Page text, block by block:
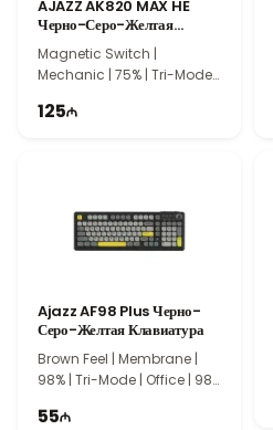
AJAZZ AK820 MAX HE
Черно-Серо-Желтая
Механическая Клавиатура
Magnetic Switch |
Mechanic | 75% | Tri-Mode |
125
Ajazz AF98 Plus Черно-
Серо-Желтая Клавиатура
Brown Feel | Membrane |
98% | Tri-Mode | Office | 98
55